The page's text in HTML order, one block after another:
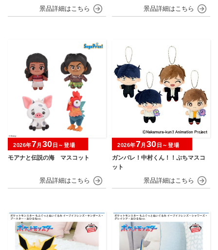
ぐっとぬいぐるみ シロ
モアナと伝説の海 マスコット
2026年7月 30 日～登場
ガンバレ！中村くん！！ぷちマスコ
ット
2026年7月 30 日～登場